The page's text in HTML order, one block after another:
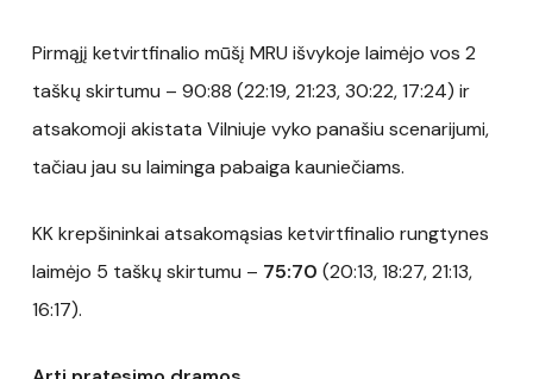
Pirmąjį ketvirtfinalio mūšį MRU išvykoje laimėjo vos 2
taškų skirtumu – 90:88 (22:19, 21:23, 30:22, 17:24) ir
atsakomoji akistata Vilniuje vyko panašiu scenarijumi,
tačiau jau su laiminga pabaiga kauniečiams.
KK krepšininkai atsakomąsias ketvirtfinalio rungtynes
laimėjo 5 taškų skirtumu – 75:70 (20:13, 18:27, 21:13,
16:17).